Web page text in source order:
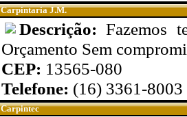
Carpintaria J.M.
Descrição:Fazemos
Orçamento Sem
CEP: 13565-080
Telefone: (16) 3361-
Carpintec